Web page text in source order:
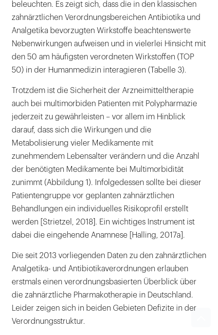
beleuchten. Es zeigt sich, dass die in den klassischen
zahnärztlichen Verordnungsbereichen Antibiotika und
Analgetika bevorzugten Wirkstoffe beachtenswerte
Nebenwirkungen aufweisen und in vielerlei Hinsicht mit
den 50 am häufigsten verordneten Wirkstoffen (TOP
50) in der Humanmedizin interagieren (Tabelle 3).
Trotzdem ist die Sicherheit der Arzneimitteltherapie
auch bei multimorbiden Patienten mit Polypharmazie
jederzeit zu gewährleisten – vor allem im Hinblick
darauf, dass sich die Wirkungen und die
Metabolisierung vieler Medikamente mit
zunehmendem Lebensalter verändern und die Anzahl
der benötigten Medikamente bei Multimorbidität
zunimmt (Abbildung 1). Infolgedessen sollte bei dieser
Patientengruppe vor geplanten zahnärztlichen
Behandlungen ein individuelles Risikoprofil erstellt
werden [Strietzel, 2018]. Ein wichtiges Instrument ist
dabei die eingehende Anamnese [Halling, 2017a].
Die seit 2013 vorliegenden Daten zu den zahnärztlichen
Analgetika- und Antibiotikaverordnungen erlauben
erstmals einen verordnungsbasierten Überblick über
die zahnärztliche Pharmakotherapie in Deutschland.
Leider zeigen sich in beiden Gebieten Defizite in der
Verordnungsstruktur.